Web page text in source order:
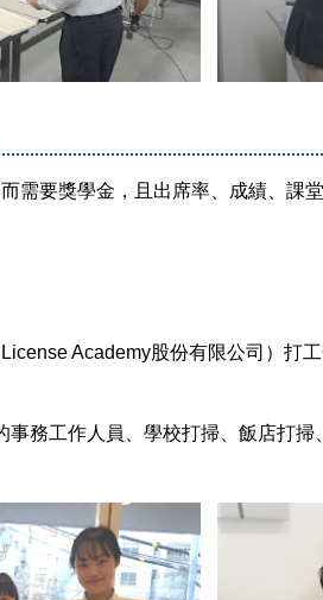
需要獎學金，且出席率、成績、課
Academy股份有限公司）打
事務工作人員、學校打掃、飯店打